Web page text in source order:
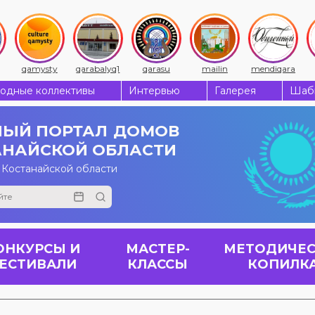
qarabalyq1 qarasu mailin mendiqara miras
коллективы Интервью Галерея
ПОРТАЛ ДОМОВ
ОБЛАСТИ
области
И
МАСТЕР-
КЛАССЫ